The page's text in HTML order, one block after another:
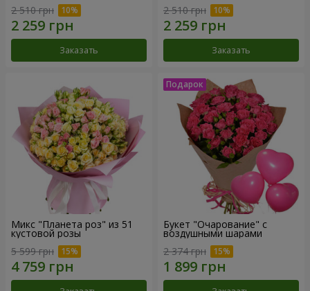
2 510 грн
Заказать
2 510 грн
Заказать
Микс "Планета роз" из 51
кустовой розы
5 599 грн
Букет "Очарование" с
воздушными шарами
2 374 грн